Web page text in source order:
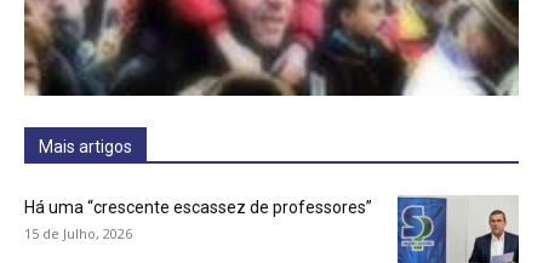
Mais artigos
Há uma “crescente escassez de professores”
15 de Julho, 2026